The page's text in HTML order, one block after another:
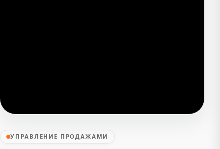
УПРАВЛЕНИЕ ПРОДАЖАМИ